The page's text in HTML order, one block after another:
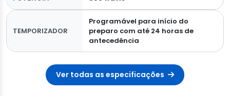
TEMPORIZADOR
Programável para início do
preparo com até 24 horas de
antecedência
Ver todas as especificações